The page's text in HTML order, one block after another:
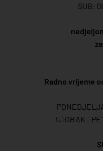
SUB:
Radno vrijeme
UTORAK -